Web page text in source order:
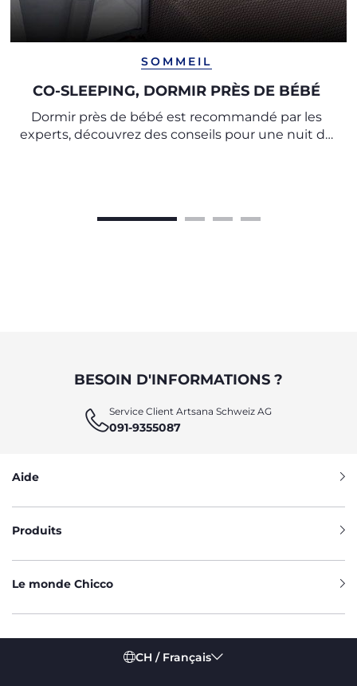
SOMMEIL
CO-SLEEPING, DORMIR PRÈS DE BÉBÉ
Dormir près de bébé est recommandé par les
experts, découvrez des conseils pour une nuit de
BESOIN D'INFORMATIONS ?
Service Client Artsana Schweiz AG
091-9355087
Aide
Produits
Le monde Chicco
CH / Français